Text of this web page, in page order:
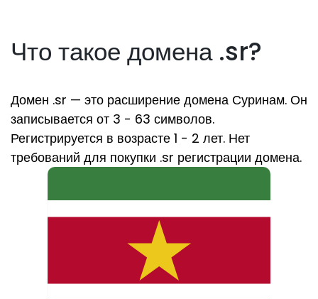
Что такое домена .sr?
Домен .sr — это расширение домена Суринам. Он
записывается от 3 - 63 символов.
Регистрируется в возрасте 1 - 2 лет. Нет
требований для покупки .sr регистрации домена.